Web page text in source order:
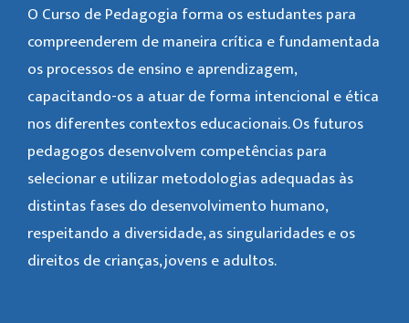
O Curso de Pedagogia forma os estudantes para
compreenderem de maneira crítica e fundamentada
os processos de ensino e aprendizagem,
capacitando-os a atuar de forma intencional e ética
nos diferentes contextos educacionais. Os futuros
pedagogos desenvolvem competências para
selecionar e utilizar metodologias adequadas às
distintas fases do desenvolvimento humano,
respeitando a diversidade, as singularidades e os
direitos de crianças, jovens e adultos.